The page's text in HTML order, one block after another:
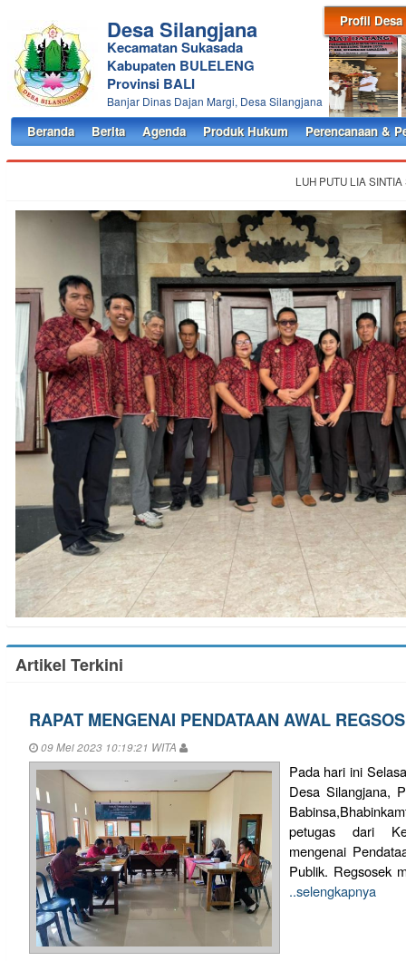
Profil Desa
Desa Silangjana
Kecamatan Sukasada
Kabupaten BULELENG
Provinsi BALI
Banjar Dinas Dajan Margi, Desa Silangjana
Beranda Berita Agenda Produk Hukum Perencanaan &
LUH PUTU LIA
Artikel Terkini
RAPAT MENGENAI PENDATAAN AWAL
09 Mei 2023 10:19:21 WITA
Pada hari ini
Desa Silangjana,
petugas dari
mengenai
Publik. Regsosek
..selengkapnya